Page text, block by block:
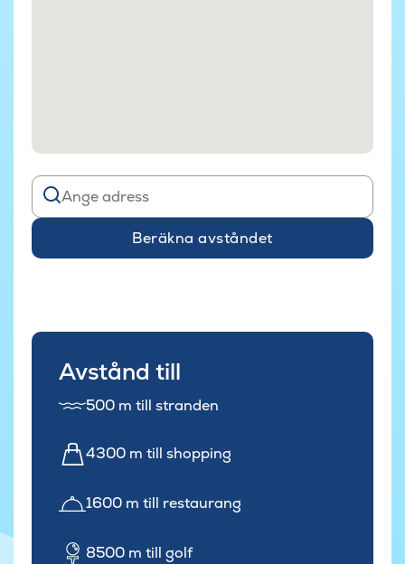
Beräkna avståndet
Avstånd till
500 m till stranden
4300 m till shopping
1600 m till restaurang
8500 m till golf